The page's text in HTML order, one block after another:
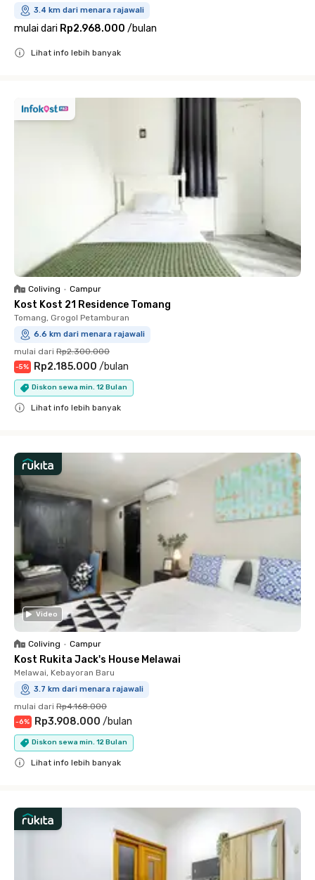
3.4 km dari menara rajawali
mulai dari Rp2.968.000 /bulan
Lihat info lebih banyak
Coliving • Campur
Kost Kost 21 Residence Tomang
Tomang, Grogol Petamburan
6.6 km dari menara rajawali
mulai dari Rp2.300.000
-5% Rp2.185.000 /bulan
Diskon sewa min. 12 Bulan
Lihat info lebih banyak
Video
Coliving • Campur
Kost Rukita Jack's House Melawai
Melawai, Kebayoran Baru
3.7 km dari menara rajawali
mulai dari Rp4.168.000
-6% Rp3.908.000 /bulan
Diskon sewa min. 12 Bulan
Lihat info lebih banyak